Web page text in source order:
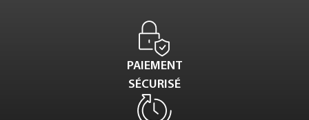
PAIEMENT
SÉCURISÉ